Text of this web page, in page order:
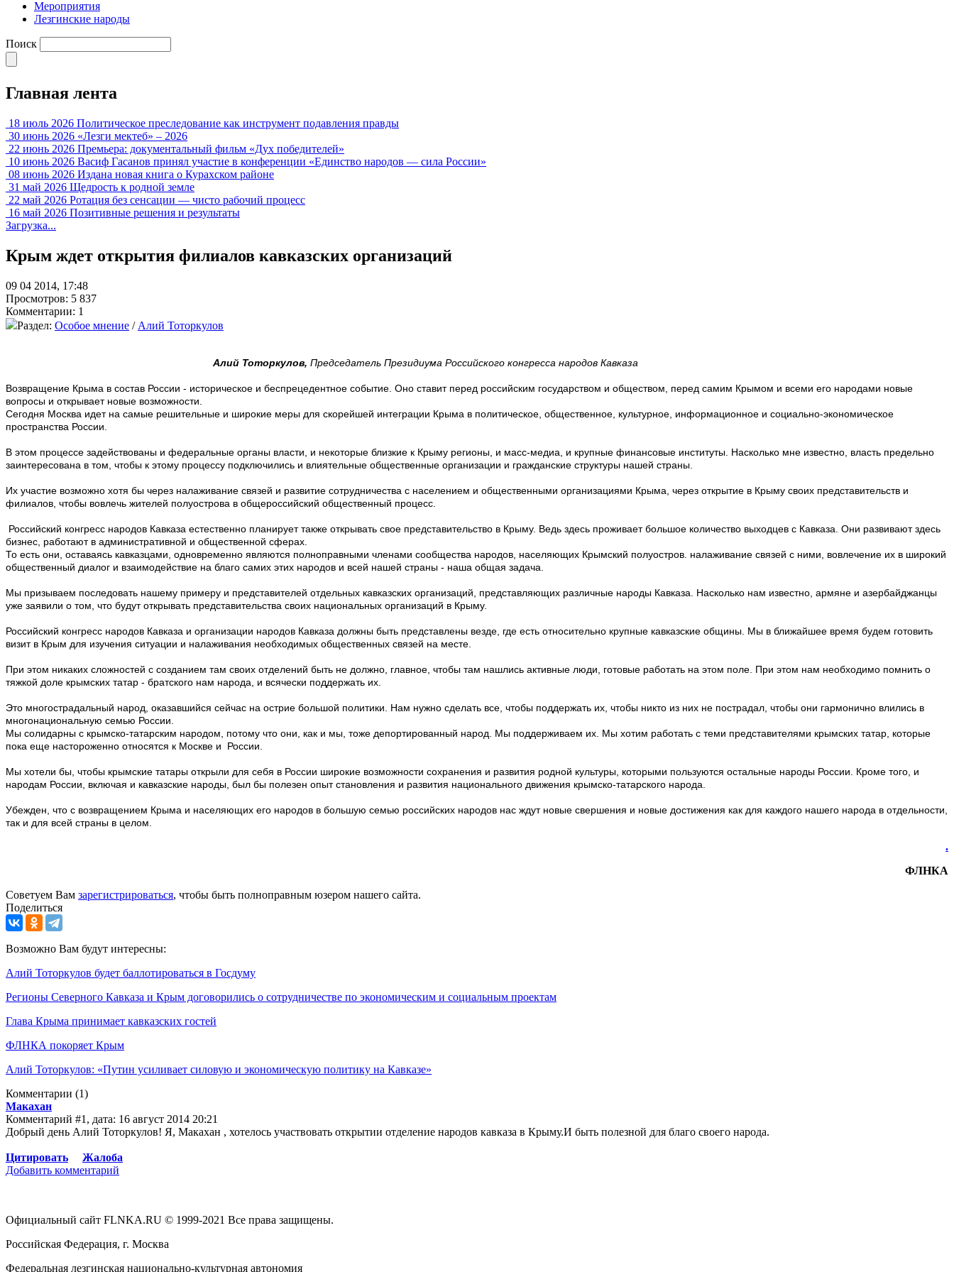
Мероприятия
Лезгинские народы
Поиск
Главная лента
18 июль 2026 Политическое преследование как инструмент подавления правды
30 июнь 2026 «Лезги мектеб» – 2026
22 июнь 2026 Премьера: документальный фильм «Дух победителей»
10 июнь 2026 Васиф Гасанов принял участие в конференции «Единство народов — сила России»
08 июнь 2026 Издана новая книга о Курахском районе
31 май 2026 Щедрость к родной земле
22 май 2026 Ротация без сенсации — чисто рабочий процесс
16 май 2026 Позитивные решения и результаты
Загрузка...
Крым ждет открытия филиалов кавказских организаций
09 04 2014, 17:48
Просмотров: 5 837
Комментарии: 1
Раздел: Особое мнение / Алий Тоторкулов
Алий Тоторкулов, Председатель Президиума Российского конгресса народов Кавказа
Возвращение Крыма в состав России - историческое и беспрецедентное событие. Оно ставит перед российским государством и обществом, перед самим Крымом и всеми его народами новые
вопросы и открывает новые возможности.
Сегодня Москва идет на самые решительные и широкие меры для скорейшей интеграции Крыма в политическое, общественное, культурное, информационное и социально-экономическое
пространства России.
В этом процессе задействованы и федеральные органы власти, и некоторые близкие к Крыму регионы, и масс-медиа, и крупные финансовые институты. Насколько мне известно, власть предельно
заинтересована в том, чтобы к этому процессу подключились и влиятельные общественные организации и гражданские структуры нашей страны.
Их участие возможно хотя бы через налаживание связей и развитие сотрудничества с населением и общественными организациями Крыма, через открытие в Крыму своих представительств и
филиалов, чтобы вовлечь жителей полуострова в общероссийский общественный процесс.
Российский конгресс народов Кавказа естественно планирует также открывать свое представительство в Крыму. Ведь здесь проживает большое количество выходцев с Кавказа. Они развивают здесь
бизнес, работают в административной и общественной сферах.
То есть они, оставаясь кавказцами, одновременно являются полноправными членами сообщества народов, населяющих Крымский полуостров. налаживание связей с ними, вовлечение их в широкий
общественный диалог и взаимодействие на благо самих этих народов и всей нашей страны - наша общая задача.
Мы призываем последовать нашему примеру и представителей отдельных кавказских организаций, представляющих различные народы Кавказа. Насколько нам известно, армяне и азербайджанцы
уже заявили о том, что будут открывать представительства своих национальных организаций в Крыму.
Российский конгресс народов Кавказа и организации народов Кавказа должны быть представлены везде, где есть относительно крупные кавказские общины. Мы в ближайшее время будем готовить
визит в Крым для изучения ситуации и налаживания необходимых общественных связей на месте.
При этом никаких сложностей с созданием там своих отделений быть не должно, главное, чтобы там нашлись активные люди, готовые работать на этом поле. При этом нам необходимо помнить о
тяжкой доле крымских татар - братского нам народа, и всячески поддержать их.
Это многострадальный народ, оказавшийся сейчас на острие большой политики. Нам нужно сделать все, чтобы поддержать их, чтобы никто из них не пострадал, чтобы они гармонично влились в
многонациональную семью России.
Мы солидарны с крымско-татарским народом, потому что они, как и мы, тоже депортированный народ. Мы поддерживаем их. Мы хотим работать с теми представителями крымских татар, которые
пока еще настороженно относятся к Москве и России.
Мы хотели бы, чтобы крымские татары открыли для себя в России широкие возможности сохранения и развития родной культуры, которыми пользуются остальные народы России. Кроме того, и
народам России, включая и кавказские народы, был бы полезен опыт становления и развития национального движения крымско-татарского народа.
Убежден, что с возвращением Крыма и населяющих его народов в большую семью российских народов нас ждут новые свершения и новые достижения как для каждого нашего народа в отдельности,
так и для всей страны в целом.
.
ФЛНКА
Советуем Вам зарегистрироваться, чтобы быть полноправным юзером нашего сайта.
Поделиться
Возможно Вам будут интересны:
Алий Тоторкулов будет баллотироваться в Госдуму
Регионы Северного Кавказа и Крым договорились о сотрудничестве по экономическим и социальным проектам
Глава Крыма принимает кавказских гостей
ФЛНКА покоряет Крым
Алий Тоторкулов: «Путин усиливает силовую и экономическую политику на Кавказе»
Комментарии (1)
Макахан
Комментарий #1, дата: 16 август 2014 20:21
Добрый день Алий Тоторкулов! Я, Макахан , хотелось участвовать открытии отделение народов кавказа в Крыму.И быть полезной для благо своего народа.
Цитировать
Жалоба
Добавить комментарий
Официальный сайт FLNKA.RU © 1999-2021 Все права защищены.
Российская Федерация, г. Москва
Федеральная лезгинская национально-культурная автономия